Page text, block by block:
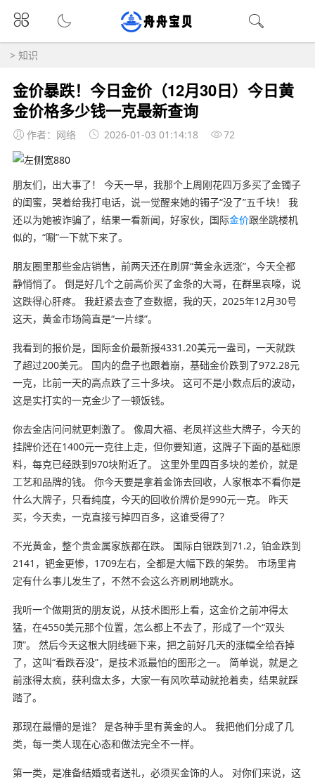
> 知识
金价暴跌！今日金价（12月30日）今日黄
金价格多少钱一克最新查询
作者：网络 2026-01-03 01:14:18 72
朋友们，出大事了！ 今天一早，我那个上周刚花四万多买了金镯子
的闺蜜，哭着给我打电话，说一觉醒来她的镯子“没了”五千块！ 我
还以为她被诈骗了，结果一看新闻，好家伙，国际金价跟坐跳楼机
似的，“唰”一下就下来了。
朋友圈里那些金店销售，前两天还在刷屏“黄金永远涨”，今天全都
静悄悄了。 倒是好几个之前高价买了金条的大哥，在群里哀嚎，说
这跌得心肝疼。 我赶紧去查了查数据，我的天，2025年12月30号
这天，黄金市场简直是“一片绿”。
我看到的报价是，国际金价最新报4331.20美元一盎司，一天就跌
了超过200美元。 国内的盘子也跟着崩，基础金价跌到了972.28元
一克，比前一天的高点跌了三十多块。 这可不是小数点后的波动，
这是实打实的一克金少了一顿饭钱。
你去金店问问就更刺激了。 像周大福、老凤祥这些大牌子，今天的
挂牌价还在1400元一克往上走，但你要知道，这牌子下面的基础原
料，每克已经跌到970块附近了。 这里外里四百多块的差价，就是
工艺和品牌的钱。 你今天要是拿着金饰去回收，人家根本不看你是
什么大牌子，只看纯度，今天的回收价牌价是990元一克。 昨天
买，今天卖，一克直接亏掉四百多，这谁受得了？
不光黄金，整个贵金属家族都在跌。 国际白银跌到71.2，铂金跌到
2141，钯金更惨，1709左右，全都是大幅下跌的架势。 市场里肯
定有什么事儿发生了，不然不会这么齐刷刷地跳水。
我听一个做期货的朋友说，从技术图形上看，这金价之前冲得太
猛，在4550美元那个位置，怎么都上不去了，形成了一个“双头
顶”。 然后今天这根大阴线砸下来，把之前好几天的涨幅全给吞掉
了，这叫“看跌吞没”，是技术派最怕的图形之一。 简单说，就是之
前涨得太疯，获利盘太多，大家一有风吹草动就抢着卖，结果就踩
踏了。
那现在最懵的是谁？ 是各种手里有黄金的人。 我把他们分成了几
类，每一类人现在心态和做法完全不一样。
第一类，是准备结婚或者送礼，必须买金饰的人。 对你们来说，这